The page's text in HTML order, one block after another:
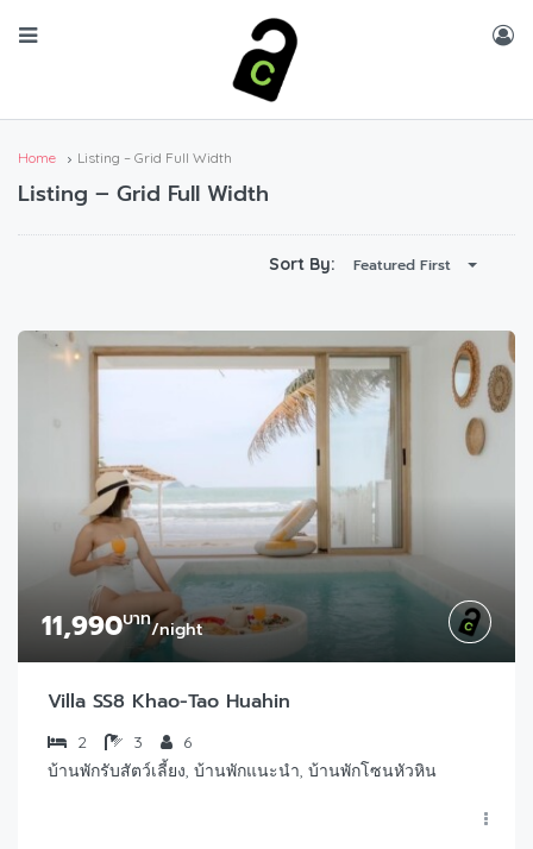
Home Listing – Grid Full Width
Listing – Grid Full Width
Sort By: Featured First
11,990บาท/night
Villa SS8 Khao-Tao Huahin
2 3
6
บ้านพักรับสัตว์เลี้ยง, บ้านพักแนะนำ, บ้านพักโซนหัวหิน